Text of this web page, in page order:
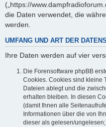
(„https://
die Daten verwendet, die
werden.
UMFANG UND ART DER
Ihre Daten werden auf vier
Die Forensoftware phpBB
Cookies. Cookies sind kleine
Dateien ablegt und die
erhalten bleiben. In diesen
(damit Ihnen alle
Informationen über die von
dieser als gelesen/